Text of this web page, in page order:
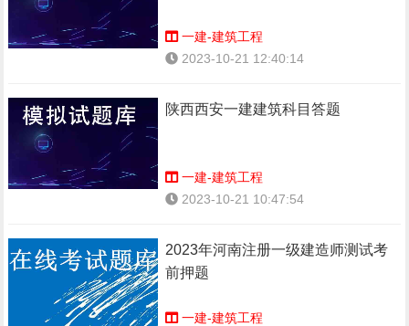
一建-建筑工程
2023-10-21 12:40:14
陕西西安一建建筑科目答题
一建-建筑工程
2023-10-21 10:47:54
2023年河南注册一级建造师测试考
前押题
一建-建筑工程